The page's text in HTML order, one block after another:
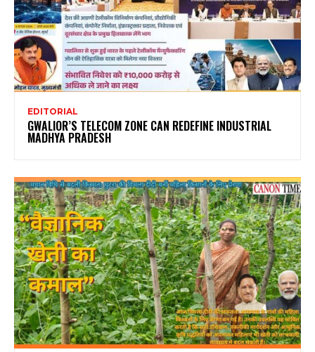
EDITORIAL
GWALIOR’S TELECOM ZONE CAN REDEFINE INDUSTRIAL
MADHYA PRADESH